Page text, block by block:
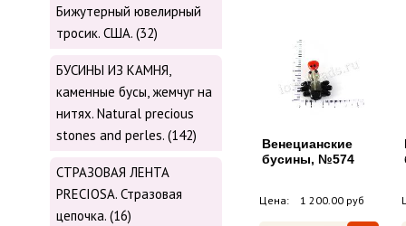
Бижутерный ювелирный
тросик. США. (32)
БУСИНЫ ИЗ КАМНЯ,
каменные бусы, жемчуг на
нитях. Natural precious
stones and perles. (142)
СТРАЗОВАЯ ЛЕНТА
PRECIOSA. Стразовая
цепочка. (16)
Венецианские
бусины, №574
Цена: 1 200.00 руб